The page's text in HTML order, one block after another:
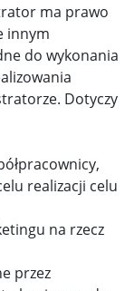
ma prawo
innym
do wykonania
Dotyczy
realizacji celu
na rzecz
przez